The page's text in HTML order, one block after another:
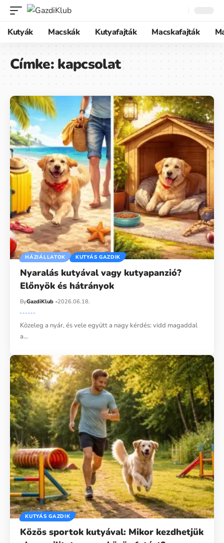
Kutyák Macskák Kutyafajták Macskafajták
Címke:kapcsolat
HÁZIÁLLATOK KUTYÁS GAZDIK
Nyaralás kutyával vagy kutyapanzió?
Előnyök és hátrányok
ByGazdiKlub 2026.06.18.
Közeleg a nyár, és vele együtt a nagy kérdés: vidd magaddal
a…
KUTYÁS GAZDIK
Közös sportok kutyával: Mikor kezdhetjük